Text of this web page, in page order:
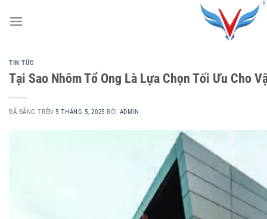
đến
TIN TỨC
Tại Sao Nhôm Tổ Ong Là Lựa Chọn Tối Ưu Cho
ĐÃ ĐĂNG TRÊN 5 THÁNG 5, 2025 BỞI ADMIN